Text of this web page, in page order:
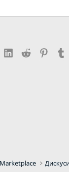
LinkedIn
Reddit